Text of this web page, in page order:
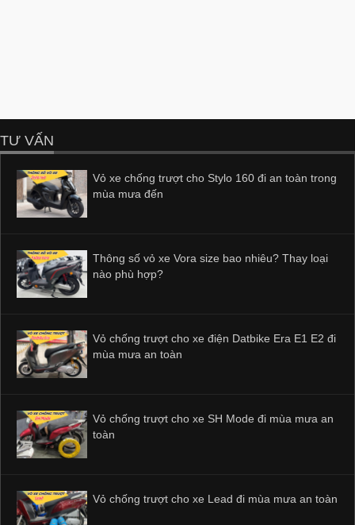
TƯ VẤN
Vỏ xe chống trượt cho Stylo 160 đi an toàn trong
mùa mưa đến
Thông số vỏ xe Vora size bao nhiêu? Thay loại
nào phù hợp?
Vỏ chống trượt cho xe điện Datbike Era E1 E2 đi
mùa mưa an toàn
Vỏ chống trượt cho xe SH Mode đi mùa mưa an
toàn
Vỏ chống trượt cho xe Lead đi mùa mưa an toàn